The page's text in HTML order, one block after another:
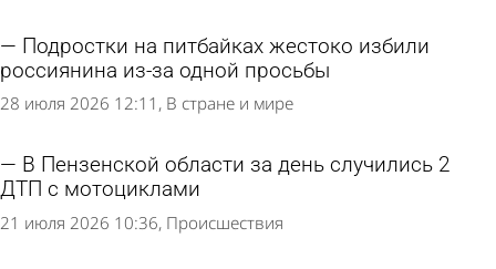
Подростки на питбайках жестоко избили
россиянина из-за одной просьбы
28 июля 2026 12:11 В стране и мире
В Пензенской области за день случились 2
ДТП с мотоциклами
21 июля 2026 10:36 Происшествия